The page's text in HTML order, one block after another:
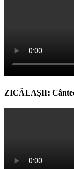
ZICĂLAŞII: